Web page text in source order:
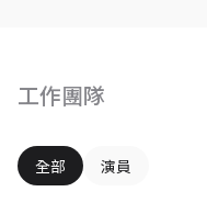
工作團隊
全部 演員